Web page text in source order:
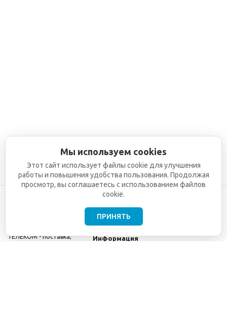
ТЕЛЕКОМ - поставка,
Информация
Мы используем cookies
Этот сайт использует файлы cookie для улучшения
работы и повышения удобства пользования. Продолжая
просмотр, вы соглашаетесь с использованием файлов
cookie.
ПРИНЯТЬ